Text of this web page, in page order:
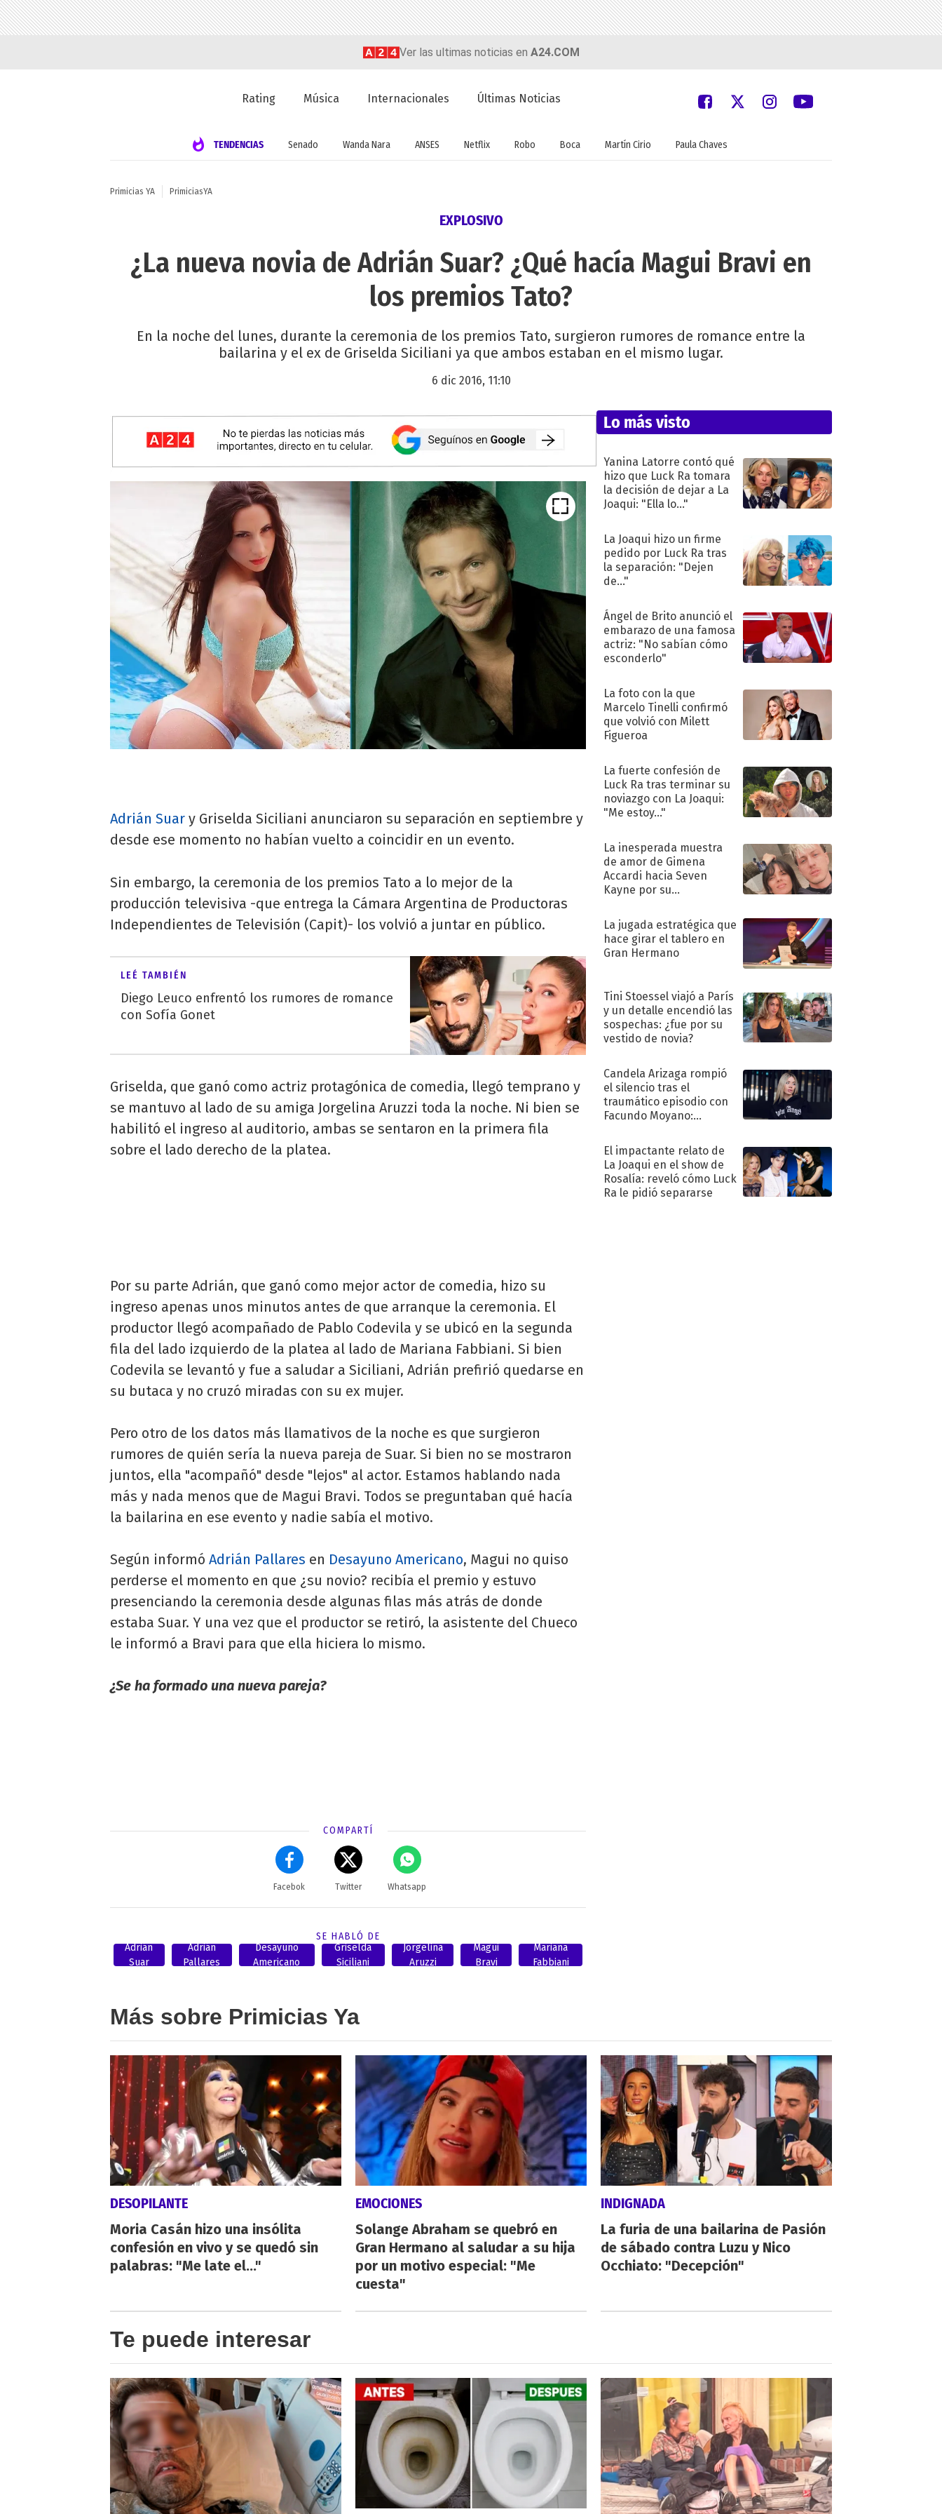
Ver las ultimas noticias en A24.COM
Rating Música Internacionales Últimas Noticias
TENDENCIAS Senado Wanda Nara ANSES Netflix Robo Boca Martín Cirio Paula Chaves
Primicias YA PrimiciasYA
EXPLOSIVO
¿La nueva novia de Adrián Suar? ¿Qué hacía Magui Bravi en
los premios Tato?
En la noche del lunes, durante la ceremonia de los premios Tato, surgieron rumores de romance entre la
bailarina y el ex de Griselda Siciliani ya que ambos estaban en el mismo lugar.
6 dic 2016, 11:10
Adrián Suar y Griselda Siciliani anunciaron su separación en septiembre y
desde ese momento no habían vuelto a coincidir en un evento.
Sin embargo, la ceremonia de los premios Tato a lo mejor de la
producción televisiva -que entrega la Cámara Argentina de Productoras
Independientes de Televisión (Capit)- los volvió a juntar en público.
LEÉ TAMBIÉN
Diego Leuco enfrentó los rumores de romance
con Sofía Gonet
Griselda, que ganó como actriz protagónica de comedia, llegó temprano y
se mantuvo al lado de su amiga Jorgelina Aruzzi toda la noche. Ni bien se
habilitó el ingreso al auditorio, ambas se sentaron en la primera fila
sobre el lado derecho de la platea.
Por su parte Adrián, que ganó como mejor actor de comedia, hizo su
ingreso apenas unos minutos antes de que arranque la ceremonia. El
productor llegó acompañado de Pablo Codevila y se ubicó en la segunda
fila del lado izquierdo de la platea al lado de Mariana Fabbiani. Si bien
Codevila se levantó y fue a saludar a Siciliani, Adrián prefirió quedarse en
su butaca y no cruzó miradas con su ex mujer.
Pero otro de los datos más llamativos de la noche es que surgieron
rumores de quién sería la nueva pareja de Suar. Si bien no se mostraron
juntos, ella "acompañó" desde "lejos" al actor. Estamos hablando nada
más y nada menos que de Magui Bravi. Todos se preguntaban qué hacía
la bailarina en ese evento y nadie sabía el motivo.
Según informó Adrián Pallares en Desayuno Americano, Magui no quiso
perderse el momento en que ¿su novio? recibía el premio y estuvo
presenciando la ceremonia desde algunas filas más atrás de donde
estaba Suar. Y una vez que el productor se retiró, la asistente del Chueco
le informó a Bravi para que ella hiciera lo mismo.
¿Se ha formado una nueva pareja?
COMPARTÍ
Facebok Twitter Whatsapp
SE HABLÓ DE
Adrián
Suar
Adrián
Pallares
Desayuno
Americano
Griselda
Siciliani
Jorgelina
Aruzzi
Magui
Bravi
Mariana
Fabbiani
Lo más visto
Yanina Latorre contó qué
hizo que Luck Ra tomara
la decisión de dejar a La
Joaqui: "Ella lo..."
La Joaqui hizo un firme
pedido por Luck Ra tras
la separación: "Dejen
de..."
Ángel de Brito anunció el
embarazo de una famosa
actriz: "No sabían cómo
esconderlo"
La foto con la que
Marcelo Tinelli confirmó
que volvió con Milett
Figueroa
La fuerte confesión de
Luck Ra tras terminar su
noviazgo con La Joaqui:
"Me estoy..."
La inesperada muestra
de amor de Gimena
Accardi hacia Seven
Kayne por su
La jugada estratégica que
hace girar el tablero en
Gran Hermano
Tini Stoessel viajó a París
y un detalle encendió las
sospechas: ¿fue por su
vestido de novia?
Candela Arizaga rompió
el silencio tras el
traumático episodio con
Facundo Moyano:
El impactante relato de
La Joaqui en el show de
Rosalía: reveló cómo Luck
Ra le pidió separarse
Más sobre Primicias Ya
DESOPILANTE
Moria Casán hizo una insólita
confesión en vivo y se quedó sin
palabras: "Me late el..."
EMOCIONES
Solange Abraham se quebró en
Gran Hermano al saludar a su hija
por un motivo especial: "Me
cuesta"
INDIGNADA
La furia de una bailarina de Pasión
de sábado contra Luzu y Nico
Occhiato: "Decepción"
Te puede interesar